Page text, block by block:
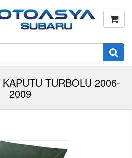
TURBOLU 2006-
2009